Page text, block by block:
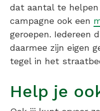
dat aantal te
campagne ook een
geroepen. Iedereen
daarmee zijn eigen
tegel in het
Help je